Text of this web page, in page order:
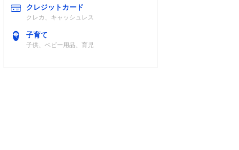
クレジットカード
クレカ、キャッシュレス
子育て
子供、ベビー用品、育児